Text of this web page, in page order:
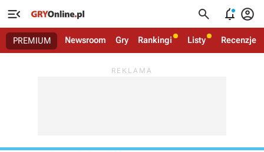
   
PREMIUM Newsroom Gry Rankingi Listy Recenzje